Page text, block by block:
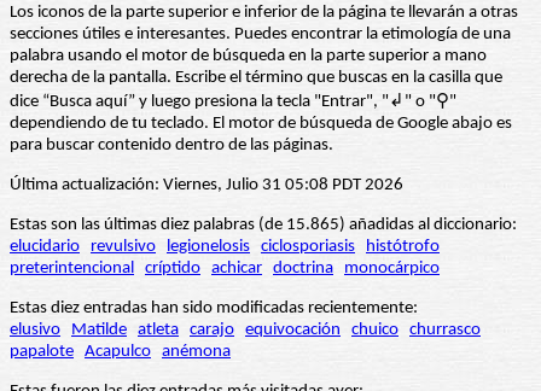
Los iconos de la parte superior e inferior de la página te llevarán a otras
secciones útiles e interesantes. Puedes encontrar la etimología de una
palabra usando el motor de búsqueda en la parte superior a mano
derecha de la pantalla. Escribe el término que buscas en la casilla que
dice “Busca aquí” y luego presiona la tecla "Entrar", "↲" o "⚲"
dependiendo de tu teclado. El motor de búsqueda de Google abajo es
para buscar contenido dentro de las páginas.
Última actualización: Viernes, Julio 31 05:08 PDT 2026
Estas son las últimas diez palabras (de 15.865) añadidas al diccionario:
elucidario
revulsivo legionelosis ciclosporiasis
histótrofo
preterintencional críptido achicar doctrina monocárpico
Estas diez entradas han sido modificadas recientemente:
elusivo
Matilde atleta carajo equivocación chuico churrasco
papalote Acapulco anémona